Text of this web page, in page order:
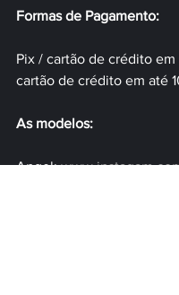
Formas de Pagamento:
Pix / cartão de crédito
cartão de crédito em até
As modelos:
Angel: